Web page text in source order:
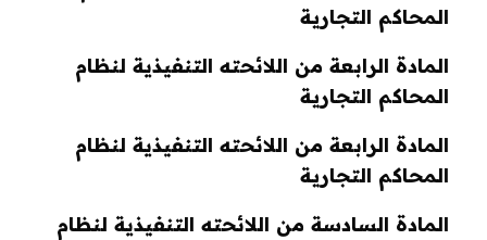
المحاكم التجارية
المادة الرابعة من اللائحته التنفيذية لنظام
المحاكم التجارية
المادة الرابعة من اللائحته التنفيذية لنظام
المحاكم التجارية
المادة السادسة من اللائحته التنفيذية لنظام